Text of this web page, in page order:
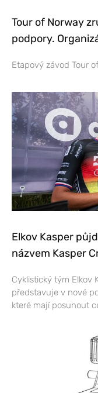
Tour of Norway
podpory.
Etapový závod Tour
Elkov Kasper
názvem Kasper
Cyklistický tým Elkov
představuje v nové
které mají posunout